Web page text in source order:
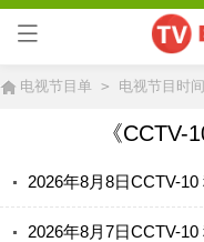
电视节目单 > 电视节目时
《
2026年8月8日CCTV-
2026年8月7日CCTV-